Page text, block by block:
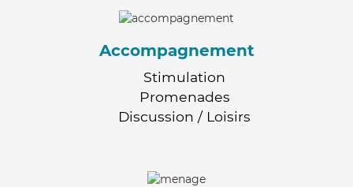
Accompagnement
Stimulation
Promenades
Discussion / Loisirs